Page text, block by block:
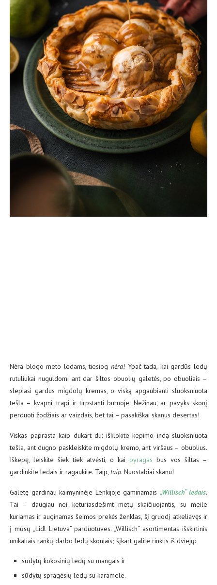
Nėra blogo meto ledams, tiesiog nėra!Ypač tada, kai gardūs ledų
rutuliukai nuguldomi ant dar šiltos obuolių galetės, po obuoliais –
slepiasi gardus migdolų kremas, o viską apgaubianti sluoksniuota
tešla – kvapni, trapi ir tirpstanti burnoje. Nežinau, ar pavyks skonį
perduoti žodžiais ar vaizdais, bet tai – pasakiškai skanus desertas!
Viskas paprasta kaip dukart du: išklokite kepimo indą sluoksniuota
tešla, ant dugno paskleiskite migdolų kremo, ant viršaus – obuolius.
Iškepę, leiskite šiek tiek atvėsti, o kai pyragas bus vos šiltas –
gardinkite ledais ir ragaukite. Taip, taip. Nuostabiai skanu!
Galetę gardinau kaimyninėje Lenkijoje gaminamais „Willisch“ ledais.
Tai – daugiau nei keturiasdešimt metų skaičiuojantis, su meile
kuriamas ir auginamas šeimos prekės ženklas, šį gruodį atkeliavęs ir
į mūsų „Lidl Lietuva“ parduotuves. „Willisch“ asortimentas išskirtinis
unikaliais rankų darbo ledų skoniais; šįkart galite rinktis iš dviejų:
sūdytų kokosinių ledų su mangais ir
sūdytų spragėsių ledų su karamele.